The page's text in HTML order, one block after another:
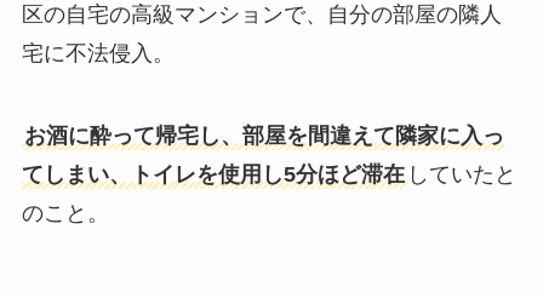
区の自宅の高級マンションで、自分の部屋の隣人
宅に不法侵入。
お酒に酔って帰宅し、部屋を間違えて隣家に入っ
てしまい、トイレを使用し5分ほど滞在 していたと
のこと。